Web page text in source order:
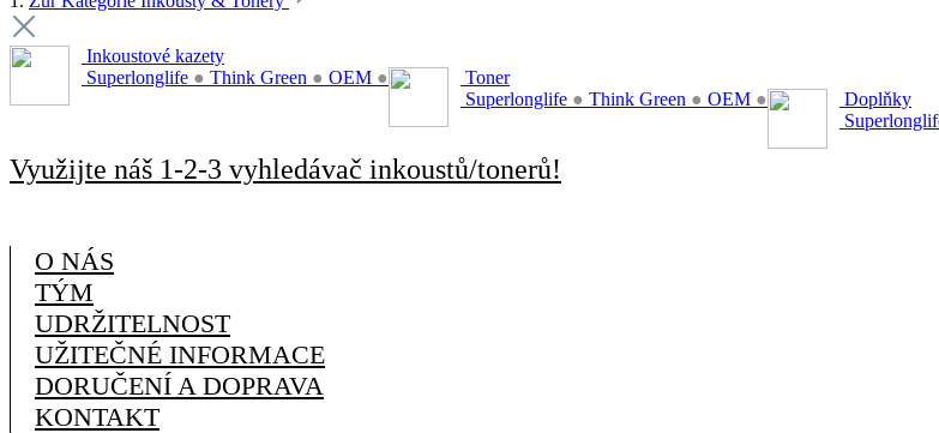
Inkoustové kazety
Superlonglife ● Think Green ● OEM ●
Toner
Superlonglife ● Think Green ● OEM ●
Doplňky
Využijte náš 1-2-3 vyhledávač inkoustů/tonerů!
O NÁS
TÝM
UDRŽITELNOST
UŽITEČNÉ INFORMACE
DORUČENÍ A DOPRAVA
KONTAKT